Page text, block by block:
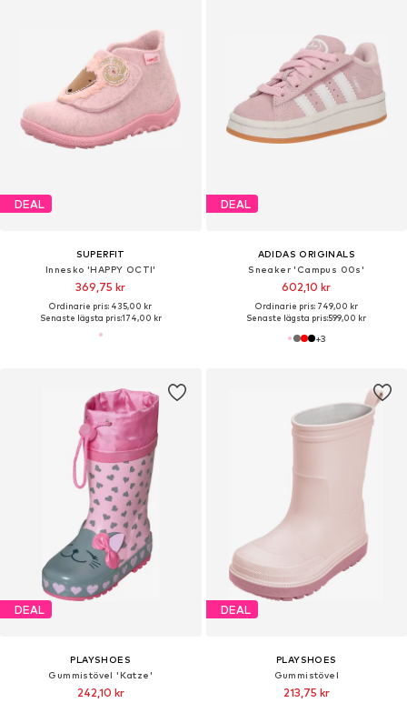
DEAL
SUPERFIT
Innesko 'HAPPY OCTI'
369,75 kr
Ordinarie pris: 435,00 kr
Senaste lägsta pris:174,00 kr
DEAL
ADIDAS ORIGINALS
Sneaker 'Campus 00s'
602,10 kr
Ordinarie pris: 749,00 kr
Senaste lägsta pris:599,00 kr
+3
DEAL
PLAYSHOES
Gummistövel 'Katze'
242,10 kr
DEAL
PLAYSHOES
Gummistövel
213,75 kr